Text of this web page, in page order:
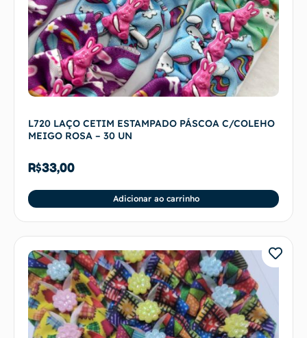
L720 LAÇO CETIM ESTAMPADO PÁSCOA C/COLEHO
MEIGO ROSA – 30 UN
R$33,00
Adicionar ao carrinho